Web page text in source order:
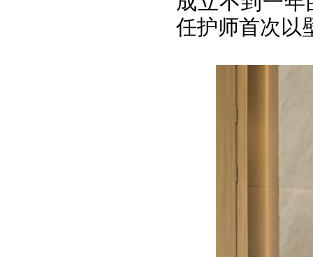
任护师首次以